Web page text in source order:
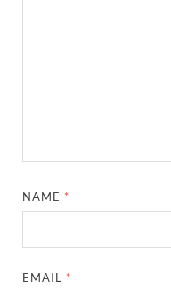
NAME *
EMAIL *